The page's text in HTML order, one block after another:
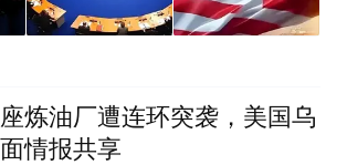
炼油厂遭连环突袭，美国乌
情报共享